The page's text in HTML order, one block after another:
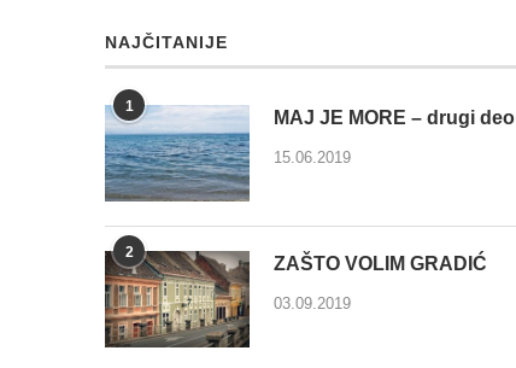
NAJČITANIJE
1
MAJ JE MORE – drugi deo
15.06.2019
2
ZAŠTO VOLIM GRADIĆ
03.09.2019